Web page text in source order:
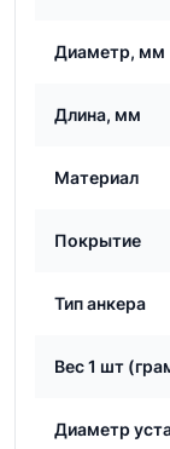
Диаметр, мм
Длина, мм
Материал
Покрытие
Тип анкера
Вес 1 шт
Диаметр